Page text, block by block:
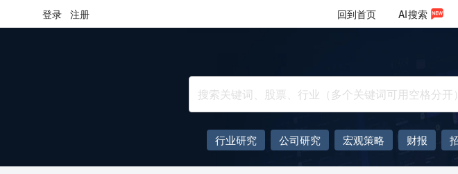
登录 注册 回到首页 AI搜索
行业研究 公司研究 宏观策略 财报
AIGC